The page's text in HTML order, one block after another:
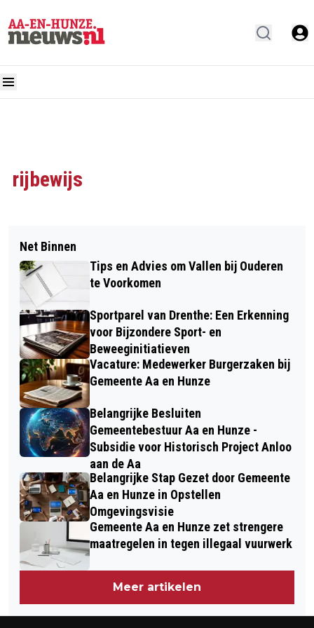
rijbewijs
Net Binnen
Tips en Advies om Vallen bij Ouderen
te Voorkomen
Sportparel van Drenthe: Een Erkenning
voor Bijzondere Sport- en
Beweeginitiatieven
Vacature: Medewerker Burgerzaken bij
Gemeente Aa en Hunze
Belangrijke Besluiten
Gemeentebestuur Aa en Hunze -
Subsidie voor Historisch Project Anloo
aan de Aa
Belangrijke Stap Gezet door Gemeente
Aa en Hunze in Opstellen
Omgevingsvisie
Gemeente Aa en Hunze zet strengere
maatregelen in tegen illegaal vuurwerk
Meer artikelen